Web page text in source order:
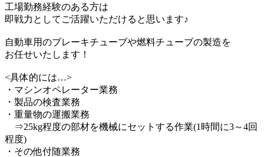
工場勤務経験のある方は
即戦力としてご活躍いただけると思います♪
自動車用のブレーキチューブや燃料チューブの製造を
お任せいたします！
<具体的には…>
・マシンオペレーター業務
・製品の検査業務
・重量物の運搬業務
⇒25kg程度の部材を機械にセットする作業(1時間に3～4回
程度)
・その他付随業務